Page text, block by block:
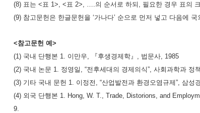
(8) 표는 <표 1>, <표 2>, ….의 순서로 하되, 필요한 경우 표의
(9) 참고문헌은 한글문헌을 ‘가나다’ 순으로 먼저 넣고 다음에
<참고문헌 예>
(1) 국내 단행본 1. 이만우, 『후생경제학』, 법문사, 1985
(2) 국내 논문 1. 정영일, “전후세대의 경제의식”, 사회과학과
(3) 기타 국내 문헌 1. 이정전, “산업발전과 환경오염규제”, 삼성
(4) 외국 단행본 1. Hong, W. T., Trade, Distorions, and
9.